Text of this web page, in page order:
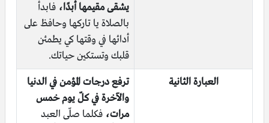
يشقى مقيمها أبدًا، فابدأ
بالصلاة يا تاركها وحافظ على
أدائها في وقتها كي يطمئن
قلبك وتستكين حياتك.
العبارة الثانية
ترفع درجات المؤمن في الدنيا
والآخرة في كلّ يوم خمس
مرات، فكلما صلّى العبد